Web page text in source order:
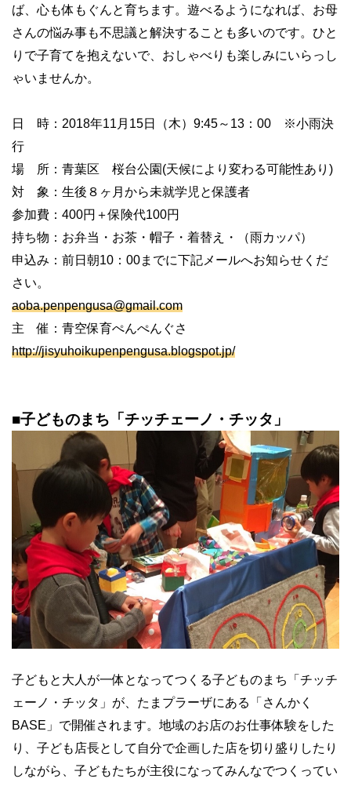
ば、心も体もぐんと育ちます。遊べるようになれば、お母
さんの悩み事も不思議と解決することも多いのです。ひと
りで子育てを抱えないで、おしゃべりも楽しみにいらっし
ゃいませんか。
日 時：2018年11月15日（木）9:45～13：00 ※小雨決
行
場 所：青葉区 桜台公園(天候により変わる可能性あり)
対 象：生後８ヶ月から未就学児と保護者
参加費：400円＋保険代100円
持ち物：お弁当・お茶・帽子・着替え・（雨カッパ）
申込み：前日朝10：00までに下記メールへお知らせくだ
さい。
aoba.penpengusa@gmail.com
主 催：青空保育ぺんぺんぐさ
http://jisyuhoikupenpengusa.blogspot.jp/
■子どものまち「チッチェーノ・チッタ」
子どもと大人が一体となってつくる子どものまち「チッチ
ェーノ・チッタ」が、たまプラーザにある「さんかく
BASE」で開催されます。地域のお店のお仕事体験をした
り、子ども店長として自分で企画した店を切り盛りしたり
しながら、子どもたちが主役になってみんなでつくってい